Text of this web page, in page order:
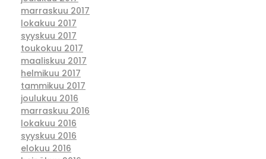
marraskuu 2017
lokakuu 2017
syyskuu 2017
toukokuu 2017
maaliskuu 2017
helmikuu 2017
tammikuu 2017
joulukuu 2016
marraskuu 2016
lokakuu 2016
syyskuu 2016
elokuu 2016